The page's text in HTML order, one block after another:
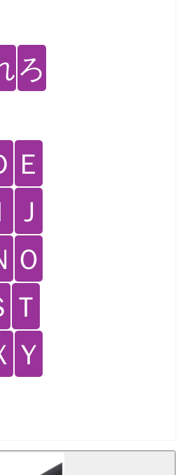
ろ
Ｅ
Ｊ
Ｏ
Ｔ
Ｙ